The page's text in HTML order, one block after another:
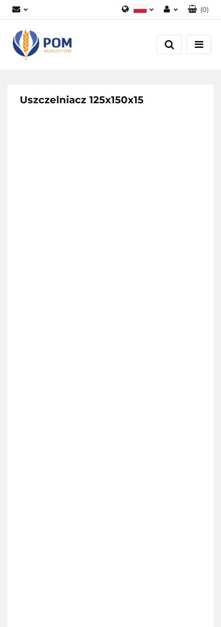
Zaloguj się
Załóż konto
(0)
Uszczelniacz 125x150x15